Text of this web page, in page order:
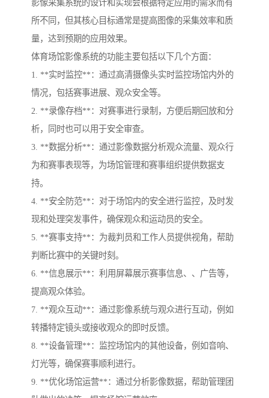
影像采集系统的设计和实现会根据特定应用的需求而有
所不同，但其核心目标通常是提高图像的采集效率和质
量，达到预期的应用效果。
体育场馆影像系统的功能主要包括以下几个方面：
1. **实时监控**：通过高清摄像头实时监控场馆内外的
情况，包括赛事进展、观众安全等。
2. **录像存档**：对赛事进行录制，方便后期回放和分
析，同时也可以用于安全审查。
3. **数据分析**：通过影像数据分析观众流量、观众行
为和赛事表现等，为场馆管理和赛事组织提供数据支
持。
4. **安全防范**：对于场馆内的安全进行监控，及时发
现和处理突发事件，确保观众和运动员的安全。
5. **赛事支持**：为裁判员和工作人员提供视角，帮助
判断比赛中的关键时刻。
6. **信息展示**：利用屏幕展示赛事信息、、广告等，
提高观众体验。
7. **观众互动**：通过影像系统与观众进行互动，例如
转播特定镜头或接收观众的即时反馈。
8. **设备管理**：监控场馆内的其他设备，例如音响、
灯光等，确保赛事顺利进行。
9. **优化场馆运营**：通过分析影像数据，帮助管理团